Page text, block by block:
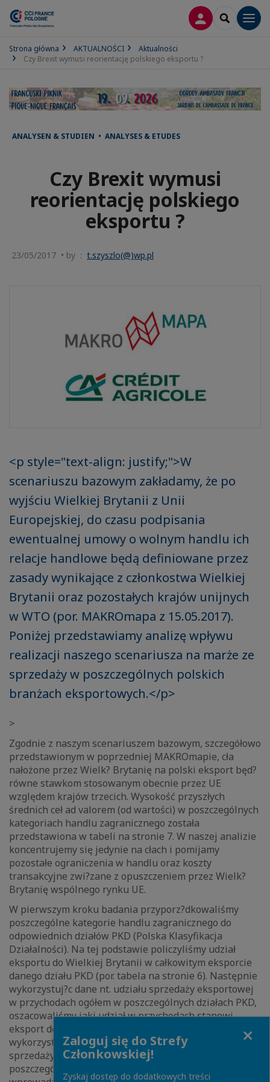
LOGOWANIE
SEARCH
Strona główna AKTUALNOŚCI
Aktualności
Czy Brexit wymusi reorientację polskiego eksportu ?
ANALYSEN & STUDIEN • ANALYSES & ETUDES
Czy Brexit wymusi
reorientację polskiego
eksportu ?
23/05/2017 • by : t.szyszlo(@)wp.pl
<p style="text-align: justify;">W
scenariuszu bazowym zakładamy, że po
wyjściu Wielkiej Brytanii z Unii
Europejskiej, do czasu podpisania
ewentualnej umowy o wolnym handlu ich
relacje handlowe będą definiowane przez
zasady wynikające z członkostwa Wielkiej
Brytanii oraz pozostałych krajów unijnych
w WTO (por. MAKROmapa z 15.05.2017).
Poniżej przedstawiamy analizę wpływu
realizacji naszego scenariusza na marże ze
sprzedaży w poszczególnych polskich
branżach eksportowych.</p>
>
Zgodnie z naszym scenariuszem bazowym, szczegółowo
przedstawionym w poprzedniej MAKROmapie, cła
nałożone przez Wielk? Brytanię na polski eksport będ?
równe stawkom stosowanym obecnie przez UE
względem krajów trzecich. Wysokość przyszłych
średnich ceł ad valorem (od wartości) w poszczególnych
kategoriach handlu zagranicznego została
przedstawiona w tabeli na stronie 7. W naszej analizie
koncentrujemy się jedynie na cłach i pomijamy
pozostałe ograniczenia w handlu oraz koszty
transakcyjne zwi?zane z opuszczeniem przez Wielk?
Brytanię wspólnego rynku UE.
W pierwszym kroku badania przyporz?dkowaliśmy
poszczególne kategorie handlu zagranicznego do
odpowiednich działów PKD (Polska Klasyfikacja
Działalności). Na tej podstawie policzyliśmy udział
eksportu do Wielkiej Brytanii w całkowitym eksporcie
danego działu PKD (por. tabela na stronie 6). Następnie
wykorzystuj?c dane nt. udziału sprzedaży eksportowej
w przychodach ogółem w poszczególnych działach PKD,
oszacowaliśmy jaki udział w przychodach stanowi
eksport do Wielkiej Brytanii. W kolejnym kroku
wykorzystuj?c dane nt. marż na sprzedaży (wynik ze
sprzedaży/przychody ze sprzedaży*100%) w
poszczególnych działach PKD obliczyliśmy jak
Zaloguj się do Strefy
Członkowskiej!
Zyskaj dostęp do dodatkowych treści